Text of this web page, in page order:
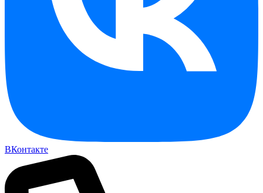
ВКонтакте